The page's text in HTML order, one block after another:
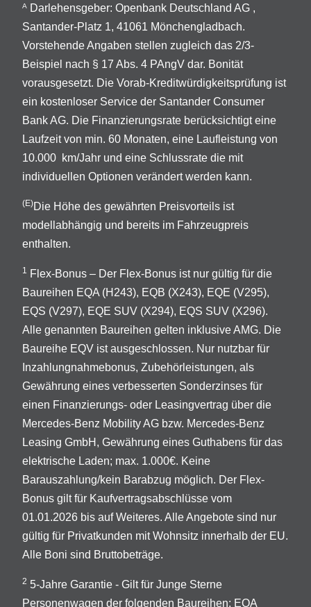
A
Darlehensgeber: Openbank Deutschland AG ,
Santander-Platz 1, 41061 Mönchengladbach.
Vorstehende Angaben stellen zugleich das 2/3-
Beispiel nach § 17 Abs. 4 PAngV dar. Bonität
vorausgesetzt. Die Vorab-Kreditwürdigkeitsprüfung ist
ein kostenloser Service der Santander Consumer
Bank AG. Die Finanzierungsrate berücksichtigt eine
Laufzeit von min. 60 Monaten, eine Laufleistung von
10.000 km/Jahr und eine Schlussrate die mit
individuellen Optionen verändert werden kann.
(E)Die Höhe des gewährten Preisvorteils ist
modellabhängig und bereits im Fahrzeugpreis
enthalten.
1
Flex-Bonus – Der Flex-Bonus ist nur gültig für die
Baureihen EQA (H243), EQB (X243), EQE (V295),
EQS (V297), EQE SUV (X294), EQS SUV (X296).
Alle genannten Baureihen gelten inklusive AMG. Die
Baureihe EQV ist ausgeschlossen. Nur nutzbar für
Inzahlungnahmebonus, Zubehörleistungen, als
Gewährung eines verbesserten Sonderzinses für
einen Finanzierungs- oder Leasingvertrag über die
Mercedes-Benz Mobility AG bzw. Mercedes-Benz
Leasing GmbH, Gewährung eines Guthabens für das
elektrische Laden; max. 1.000€. Keine
Barauszahlung/kein Barabzug möglich. Der Flex-
Bonus gilt für Kaufvertragsabschlüsse vom
01.01.2026 bis auf Weiteres. Alle Angebote sind nur
gültig für Privatkunden mit Wohnsitz innerhalb der EU.
Alle Boni sind Bruttobeträge.
2 5-Jahre Garantie - Gilt für Junge Sterne
Personenwagen der folgenden Baureihen: EQA